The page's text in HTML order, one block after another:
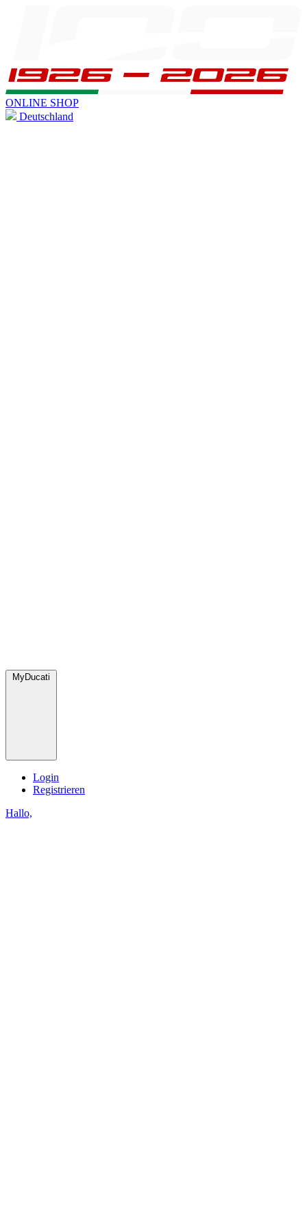
ONLINE SHOP
Deutschland
MyDucati
Login
Registrieren
Hallo,